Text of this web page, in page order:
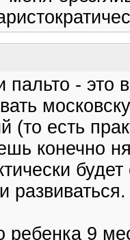
пальто - это
(то есть
конечно
ребенка 9